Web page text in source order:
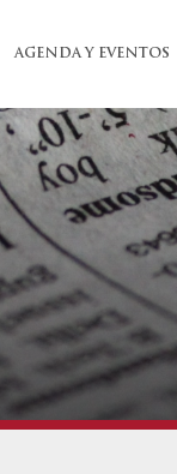
AGENDA Y EVENTOS